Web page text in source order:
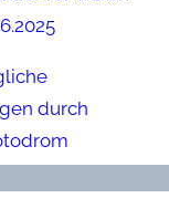
durch